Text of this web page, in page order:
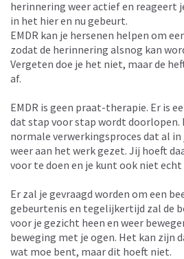
herinnering weer actief en reageert
in het hier en nu gebeurt.
EMDR kan je hersenen helpen om
zodat de herinnering alsnog kan
Vergeten doe je het niet, maar de
af.
EMDR is geen praat-therapie. Er is
dat stap voor stap wordt
normale verwerkingsproces dat al
weer aan het werk gezet. Jij hoeft
voor te doen en je kunt ook niet
Er zal je gevraagd worden om een
gebeurtenis en tegelijkertijd zal de
voor je gezicht heen en weer
beweging met je ogen. Het kan zijn
wat moe bent, maar dit hoeft niet.